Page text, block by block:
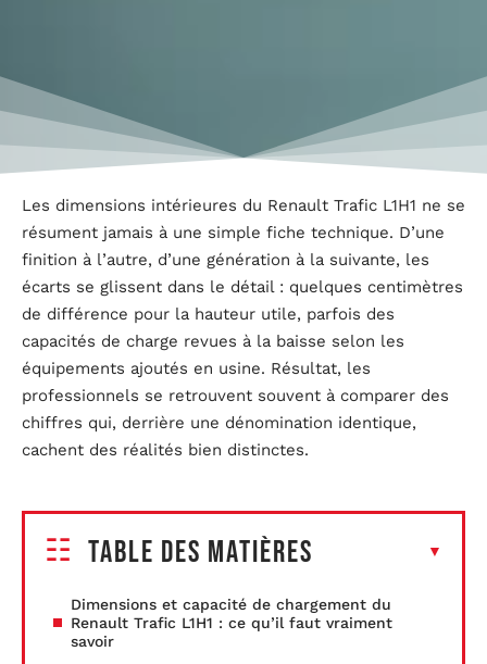
Les dimensions intérieures du Renault Trafic L1H1 ne se
résument jamais à une simple fiche technique. D’une
finition à l’autre, d’une génération à la suivante, les
écarts se glissent dans le détail : quelques centimètres
de différence pour la hauteur utile, parfois des
capacités de charge revues à la baisse selon les
équipements ajoutés en usine. Résultat, les
professionnels se retrouvent souvent à comparer des
chiffres qui, derrière une dénomination identique,
cachent des réalités bien distinctes.
Table des matières
Dimensions et capacité de chargement du
Renault Trafic L1H1 : ce qu’il faut vraiment
savoir